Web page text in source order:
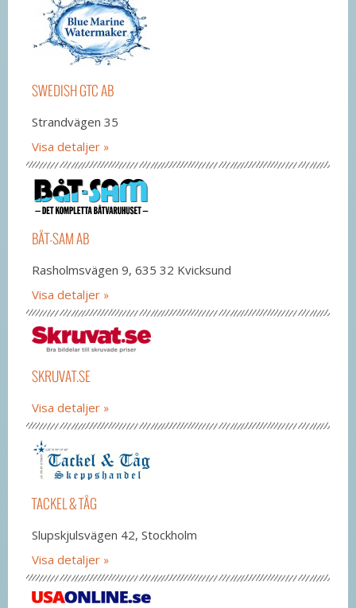
SWEDISH GTC AB
Strandvägen 35
Visa detaljer
BÅT-SAM AB
Rasholmsvägen 9, 635 32 Kvicksund
Visa detaljer
SKRUVAT.SE
Visa detaljer
TACKEL & TÅG
Slupskjulsvägen 42, Stockholm
Visa detaljer